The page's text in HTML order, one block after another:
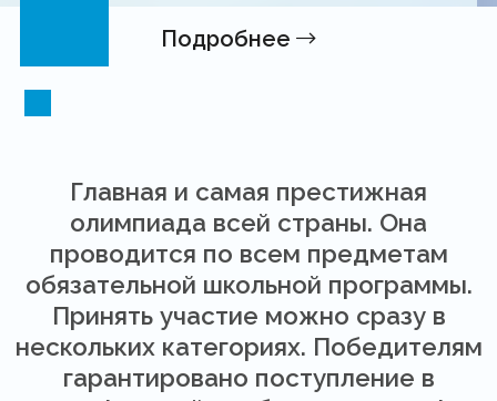
Подробнее
Главная и самая престижная
олимпиада всей страны. Она
проводится по всем предметам
обязательной школьной программы.
Принять участие можно сразу в
нескольких категориях. Победителям
гарантировано поступление в